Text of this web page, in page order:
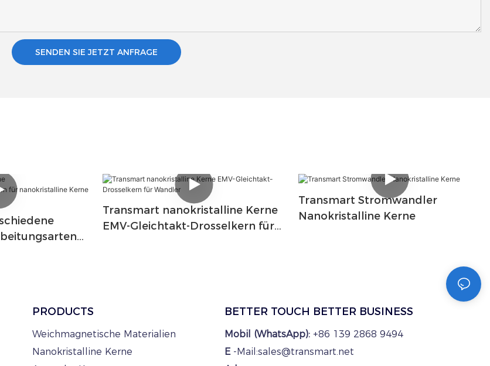
SENDEN SIE JETZT ANFRAGE
Transmart nanokristalline Kerne
EMV-Gleichtakt-Drosselkern für
Transmart Stromwandler
Nanokristalline Kerne
PRODUCTS
Weichmagnetische Materialien
Nanokristalline Kerne
BETTER TOUCH BETTER BUSINESS
Mobil (WhatsApp): +86 139 2868 9494
E-Mail:sales@transmart.net